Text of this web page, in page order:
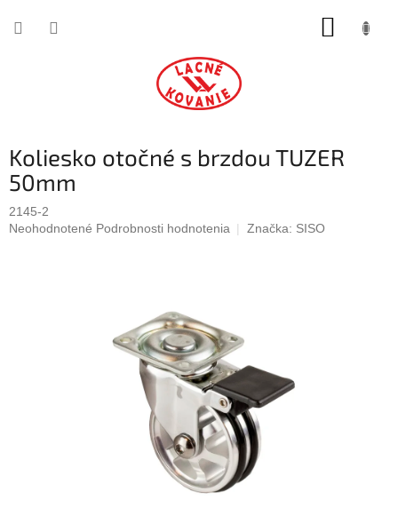
Koliesko otočné s brzdou TUZER
50mm
2145-2
Priemerné
Neohodnotené Podrobnosti hodnotenia Značka: SISO